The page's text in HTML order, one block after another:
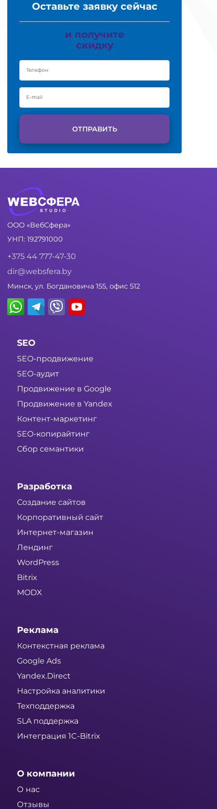
Оставьте заявку сейчас
и получите
скидку
ОТПРАВИТЬ
ООО «ВебСфера»
УНП: 192791000
+375 44 777-47-30
dir@websfera.by
Минск, ул. Богдановича 155, офис 512
SEO
SEO-продвижение
SEO-аудит
Продвижение в Google
Продвижение в Yandex
Контент-маркетинг
SEO-копирайтинг
Сбор семантики
Разработка
Создание сайтов
Корпоративный сайт
Интернет-магазин
Лендинг
WordPress
Bitrix
MODX
Реклама
Контекстная реклама
Google Ads
Yandex.Direct
Настройка аналитики
Техподдержка
SLA поддержка
Интеграция 1C-Bitrix
О компании
О нас
Отзывы